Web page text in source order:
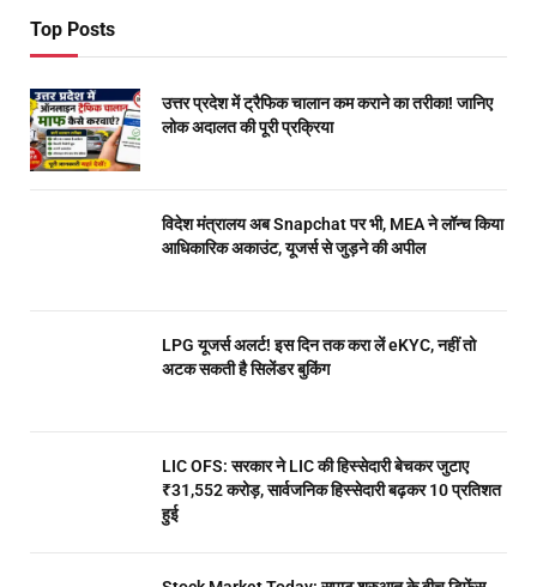
Top Posts
उत्तर प्रदेश में ट्रैफिक चालान कम कराने का तरीका! जानिए
लोक अदालत की पूरी प्रक्रिया
विदेश मंत्रालय अब Snapchat पर भी, MEA ने लॉन्च किया
आधिकारिक अकाउंट, यूजर्स से जुड़ने की अपील
LPG यूजर्स अलर्ट! इस दिन तक करा लें eKYC, नहीं तो
अटक सकती है सिलेंडर बुकिंग
LIC OFS: सरकार ने LIC की हिस्सेदारी बेचकर जुटाए
₹31,552 करोड़, सार्वजनिक हिस्सेदारी बढ़कर 10 प्रतिशत
हुई